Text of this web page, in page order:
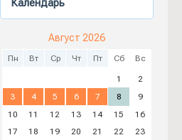
Календарь
Август 2026
Пн Вт Ср Чт Пт Сб Вс
1
2
3
4 5 6 7 8
9
10
11 12 13 14 15
16
17
18 19 20 21 22
23